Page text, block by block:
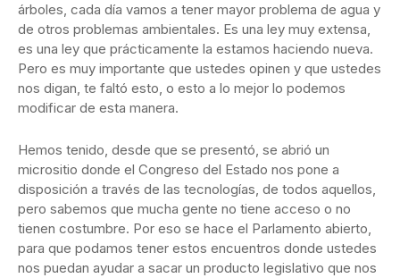
árboles, cada día vamos a tener mayor problema de agua y
de otros problemas ambientales. Es una ley muy extensa,
es una ley que prácticamente la estamos haciendo nueva.
Pero es muy importante que ustedes opinen y que ustedes
nos digan, te faltó esto, o esto a lo mejor lo podemos
modificar de esta manera.
Hemos tenido, desde que se presentó, se abrió un
micrositio donde el Congreso del Estado nos pone a
disposición a través de las tecnologías, de todos aquellos,
pero sabemos que mucha gente no tiene acceso o no
tienen costumbre. Por eso se hace el Parlamento abierto,
para que podamos tener estos encuentros donde ustedes
nos puedan ayudar a sacar un producto legislativo que nos